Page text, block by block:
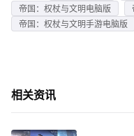
帝国：权杖与文明电脑版
帝国：权杖与文明手游电脑版
相关资讯